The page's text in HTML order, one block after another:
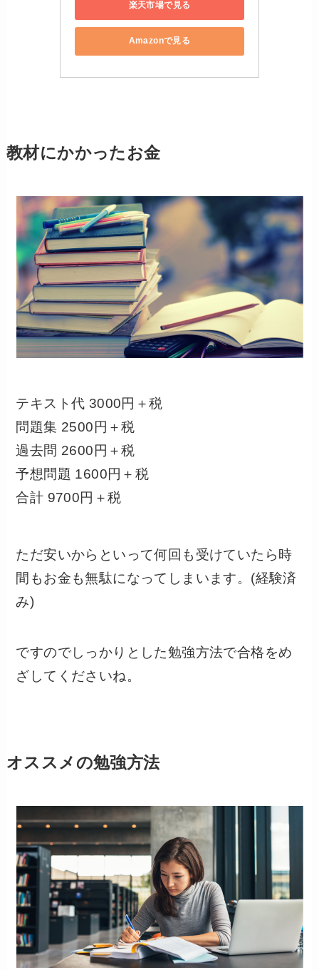
楽天市場で見る
Amazonで見る
教材にかかったお金
テキスト代 3000円＋税
問題集 2500円＋税
過去問 2600円＋税
予想問題 1600円＋税
合計 9700円＋税
ただ安いからといって何回も受けていたら時
間もお金も無駄になってしまいます。(経験済
み)
ですのでしっかりとした勉強方法で合格をめ
ざしてくださいね。
オススメの勉強方法